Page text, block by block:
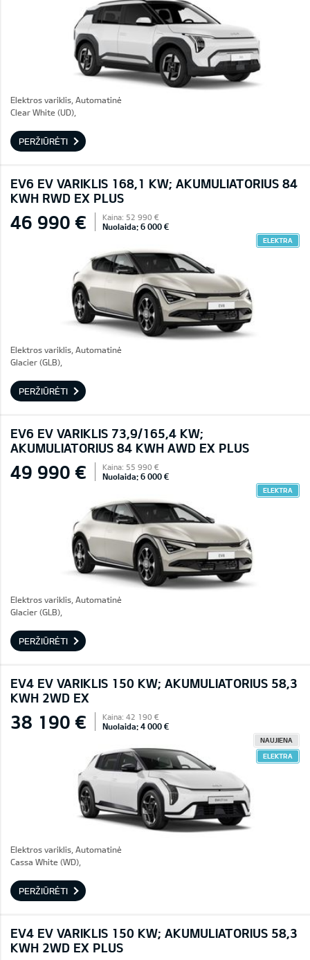
Elektros variklis, Automatinė
Clear White (UD),
PERŽIŪRĖTI
EV6 EV VARIKLIS 168,1 KW; AKUMULIATORIUS 84
KWH RWD EX PLUS
46 990 € Kaina: 52 990 €
Nuolaida: 6 000 €
ELEKTRA
Elektros variklis, Automatinė
Glacier (GLB),
PERŽIŪRĖTI
EV6 EV VARIKLIS 73,9/165,4 KW;
AKUMULIATORIUS 84 KWH AWD EX PLUS
49 990 € Kaina: 55 990 €
Nuolaida: 6 000 €
ELEKTRA
Elektros variklis, Automatinė
Glacier (GLB),
PERŽIŪRĖTI
EV4 EV VARIKLIS 150 KW; AKUMULIATORIUS 58,3
KWH 2WD EX
38 190 € Kaina: 42 190 €
Nuolaida: 4 000 €
NAUJIENA
ELEKTRA
Elektros variklis, Automatinė
Cassa White (WD),
PERŽIŪRĖTI
EV4 EV VARIKLIS 150 KW; AKUMULIATORIUS 58,3
KWH 2WD EX PLUS